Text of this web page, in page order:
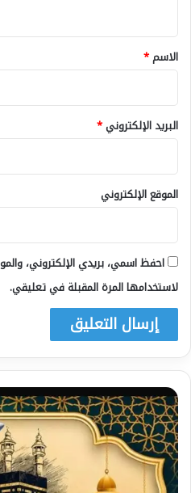
*
الاسم*
البريد الإلكتروني*
الموقع الإلكتروني
احفظ اسمي، بريدي الإلكتروني،
لاستخدامها المرة المقبلة في تعليقي.